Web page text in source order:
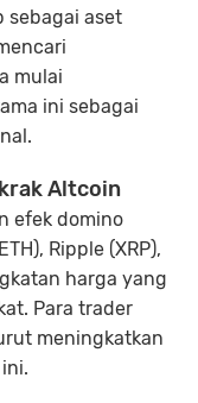
sebagai aset
mulai
ini sebagai
Altcoin
efek domino
Ripple (XRP),
harga yang
Para trader
meningkatkan